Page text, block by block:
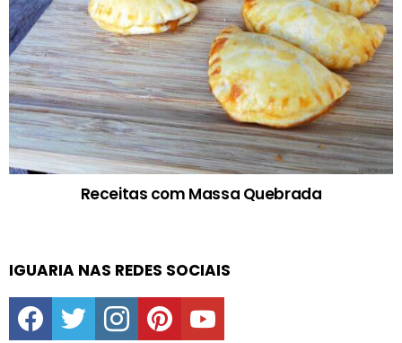
Receitas com Massa Quebrada
IGUARIA NAS REDES SOCIAIS
facebooktwitter instagrampinterestyoutube